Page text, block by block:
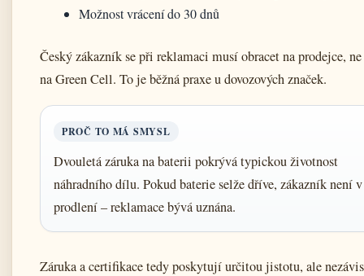
Možnost vrácení do 30 dnů
Český zákazník se při reklamaci musí obracet na prodejce,
na Green Cell. To je běžná praxe u dovozových značek.
PROČ TO MÁ SMYSL
Dvouletá záruka na baterii pokrývá typickou životnost
náhradního dílu. Pokud baterie selže dříve, zákazník není v
prodlení – reklamace bývá uznána.
Záruka a certifikace tedy poskytují určitou jistotu, ale